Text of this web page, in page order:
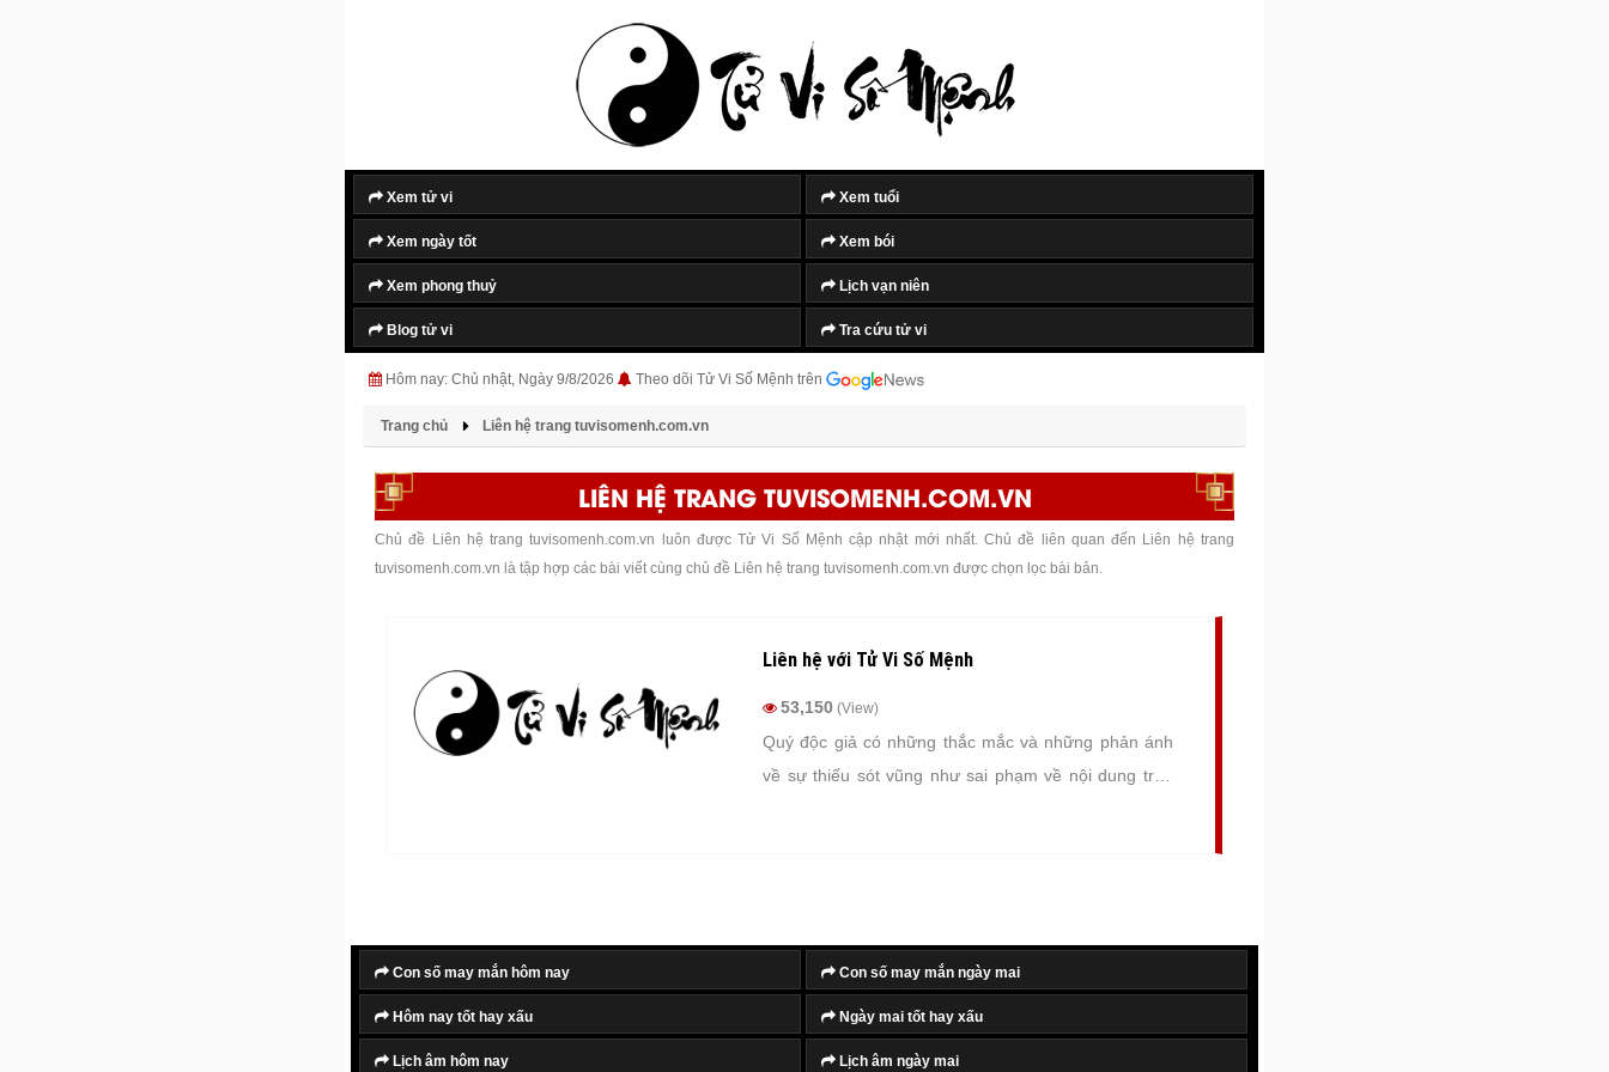
Xem tử vi Xem tuổi
Xem ngày tốt Xem bói
Xem phong thuỷ Lịch vạn niên
Blog tử vi Tra cứu tử vi
Hôm nay: Chủ nhật, Ngày 9/8/2026 Theo dõi Tử Vi Số Mệnh trên
Trang chủ Liên hệ trang tuvisomenh.com.vn
LIÊN HỆ TRANG TUVISOMENH.COM.VN
Chủ đề Liên hệ trang tuvisomenh.com.vn luôn được Tử Vi Số Mệnh cập nhật mới nhất. Chủ đề liên quan đến Liên hệ trang
tuvisomenh.com.vn là tập hợp các bài viết cùng chủ đề Liên hệ trang tuvisomenh.com.vn được chọn lọc bài bản.
Liên hệ với Tử Vi Số Mệnh
53,150 (View)
Quý độc giả có những thắc mắc và những phản ánh
về sự thiếu sót vũng như sai phạm về nội dung trên
Con số may mắn hôm nay Con số may mắn ngày mai
Hôm nay tốt hay xấu Ngày mai tốt hay xấu
Lịch âm hôm nay Lịch âm ngày mai